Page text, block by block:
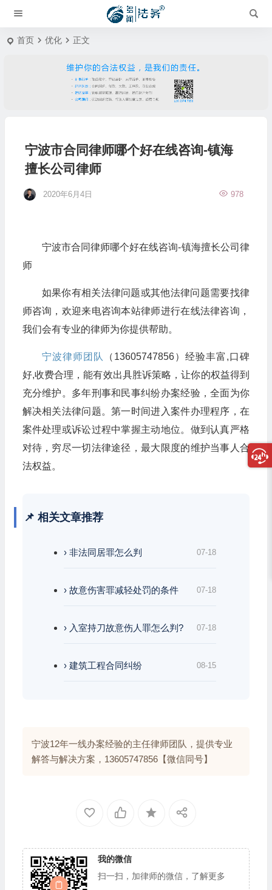
首页 优化 正文
宁波市合同律师哪个好在线咨询-镇海
擅长公司律师
2020年6月4日 978
宁波市合同律师哪个好在线咨询-镇海擅长公司律
师
如果你有相关法律问题或其他法律问题需要找律
师咨询，欢迎来电咨询本站律师进行在线法律咨询，
我们会有专业的律师为你提供帮助。
宁波律师团队
（13605747856）经验丰富,口碑
好,收费合理，能有效出具胜诉策略，让你的权益得到
充分维护。多年刑事和民事纠纷办案经验，全面为你
解决相关法律问题。第一时间进入案件办理程序，在
案件处理或诉讼过程中掌握主动地位。做到认真严格
对待，穷尽一切法律途径，最大限度的维护当事人合
法权益。
📌 相关文章推荐
› 非法同居罪怎么判 07-18
› 故意伤害罪减轻处罚的条件 07-18
› 入室持刀故意伤人罪怎么判? 07-18
› 建筑工程合同纠纷 08-15
宁波12年一线办案经验的主任律师团队，提供专业
解答与解决方案，13605747856【微信同号】
我的微信
扫一扫，加律师的微信，了解更多